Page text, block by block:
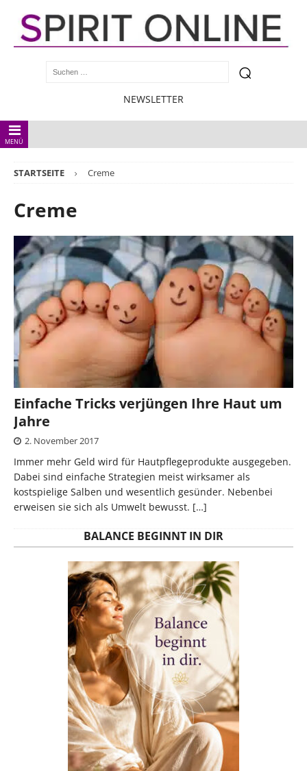
NEWSLETTER
MENÜ
STARTSEITE Creme
Creme
Einfache Tricks verjüngen Ihre Haut um
Jahre
2. November 2017
Immer mehr Geld wird für Hautpflegeprodukte ausgegeben.
Dabei sind einfache Strategien meist wirksamer als
kostspielige Salben und wesentlich gesünder. Nebenbei
erweisen sie sich als Umwelt bewusst. […]
BALANCE BEGINNT IN DIR